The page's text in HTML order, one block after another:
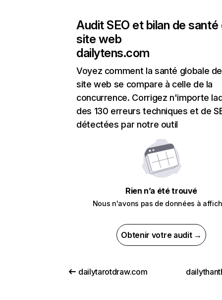
Audit SEO et bilan de santé
site web
dailytens.com
Voyez comment la santé globale
site web se compare à celle de la
concurrence. Corrigez n'importe
des 130 erreurs techniques et de
détectées par notre outil
Rien n’a été trouvé
Nous n'avons pas de données à
Obtenir votre audit →
dailytarotdraw.com